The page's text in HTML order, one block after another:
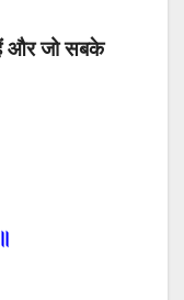
और जो सबके
॥